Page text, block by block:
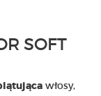
SOFT
włosy,